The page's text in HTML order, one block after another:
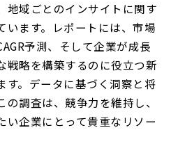
地域ごとのインサイトに関す
います。レポートには、市場
予測、そして企業が成長
戦略を構築するのに役立つ新
す。データに基づく洞察と将
調査は、競争力を維持し、
い企業にとって貴重なリソー